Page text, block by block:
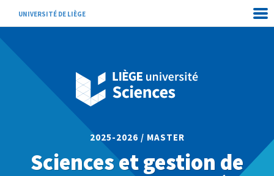
UNIVERSITÉ DE LIÈGE
2025-2026 / MASTER
Sciences et gestion de